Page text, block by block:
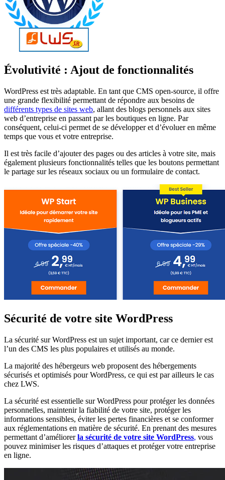
Évolutivité : Ajout de fonctionnalités
WordPress est très adaptable. En tant que CMS open-source, il offre
une grande flexibilité permettant de répondre aux besoins de
différents types de sites web, allant des blogs personnels aux sites
web d’entreprise en passant par les boutiques en ligne. Par
conséquent, celui-ci permet de se développer et d’évoluer en même
temps que vous et votre entreprise.
Il est très facile d’ajouter des pages ou des articles à votre site, mais
également plusieurs fonctionnalités telles que les boutons permettant
le partage sur les réseaux sociaux ou un formulaire de contact.
Sécurité de votre site WordPress
La sécurité sur WordPress est un sujet important, car ce dernier est
l’un des CMS les plus populaires et utilisés au monde.
La majorité des hébergeurs web proposent des hébergements
sécurisés et optimisés pour WordPress, ce qui est par ailleurs le cas
chez LWS.
La sécurité est essentielle sur WordPress pour protéger les données
personnelles, maintenir la fiabilité de votre site, protéger les
informations sensibles, éviter les pertes financières et se conformer
aux réglementations en matière de sécurité. En prenant des mesures
permettant d’améliorerla sécurité de votre site WordPress, vous
pouvez minimiser les risques d’attaques et protéger votre entreprise
en ligne.